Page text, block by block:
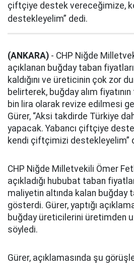
çiftçiye destek vereceğimize,
destekleyelim” dedi.
(ANKARA) - CHP Niğde
açıklanan buğday taban
kaldığını ve üreticinin çok zor
belirterek, buğday alım
bin lira olarak revize edilmesi
Gürer, “Aksi takdirde Türkiye
yapacak. Yabancı çiftçiye
kendi çiftçimizi destekleyelim”
CHP Niğde Milletvekili Ömer
açıkladığı hububat taban
maliyetin altında kalan buğday
gösterdi. Gürer, yaptığı
buğday üreticilerini üretimden
söyledi.
Gürer, açıklamasında şu